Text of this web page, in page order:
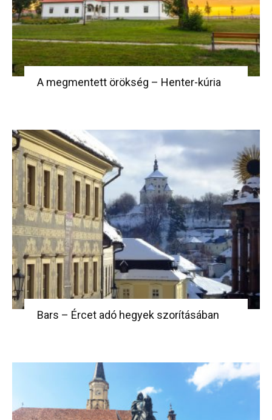
A megmentett örökség – Henter-kúria
Bars – Ércet adó hegyek szorításában